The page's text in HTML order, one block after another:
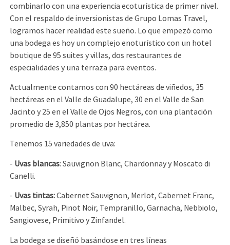
combinarlo con una experiencia ecoturística de primer nivel.
Con el respaldo de inversionistas de Grupo Lomas Travel,
logramos hacer realidad este sueño. Lo que empezó como
una bodega es hoy un complejo enoturístico con un hotel
boutique de 95 suites y villas, dos restaurantes de
especialidades y una terraza para eventos.
Actualmente contamos con 90 hectáreas de viñedos, 35
hectáreas en el Valle de Guadalupe, 30 en el Valle de San
Jacinto y 25 en el Valle de Ojos Negros, con una plantación
promedio de 3,850 plantas por hectárea.
Tenemos 15 variedades de uva:
- Uvas blancas: Sauvignon Blanc, Chardonnay y Moscato di
Canelli.
- Uvas tintas:Cabernet Sauvignon, Merlot, Cabernet Franc,
Malbec, Syrah, Pinot Noir, Tempranillo, Garnacha, Nebbiolo,
Sangiovese, Primitivo y Zinfandel.
La bodega se diseñó basándose en tres líneas